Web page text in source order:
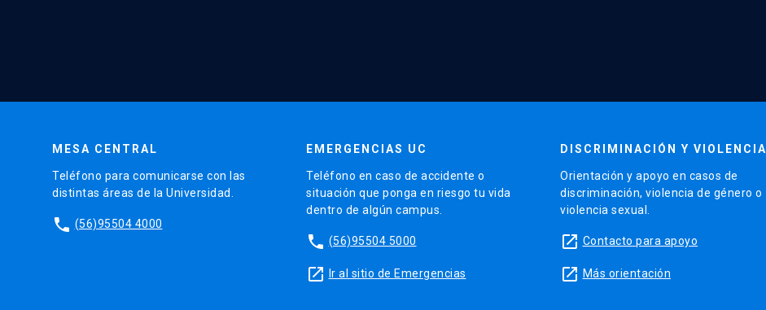
MESA CENTRAL
Teléfono para comunicarse con las
distintas áreas de la Universidad.
phone (56)95504 4000
EMERGENCIAS UC
Teléfono en caso de accidente o
situación que ponga en riesgo tu vida
dentro de algún campus.
phone (56)95504 5000
launch Ir al sitio de Emergencias
DISCRIMINACIÓN Y VIOLENCIA
Orientación y apoyo en casos de
discriminación, violencia de género o
violencia sexual.
launch Contacto para apoyo
launch Más orientación